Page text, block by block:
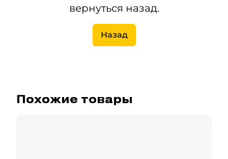
вернуться назад.
Назад
Похожие товары